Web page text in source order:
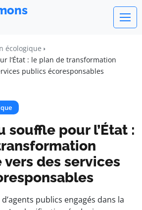
écologique
l’État : le plan de transformation
publics écoresponsables
souffle pour l’État :
des services
d’agents publics engagés dans la